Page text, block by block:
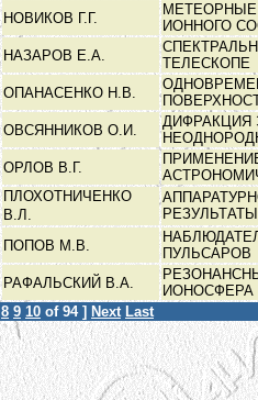
НОВИКОВ Г.Г.
ИОННОГО
НАЗАРОВ Е.А.
ТЕЛЕСКОПЕ
ОПАНАСЕНКО Н.В.
ОВСЯННИКОВ О.И.
ДИФРАКЦИЯ
ОРЛОВ В.Г.
ПЛОХОТНИЧЕНКО
В.Л.
ПОПОВ М.В.
ПУЛЬСАРОВ
РАФАЛЬСКИЙ В.А.
ИОНОСФЕРА
8 9 10 of 94 ] Next Last